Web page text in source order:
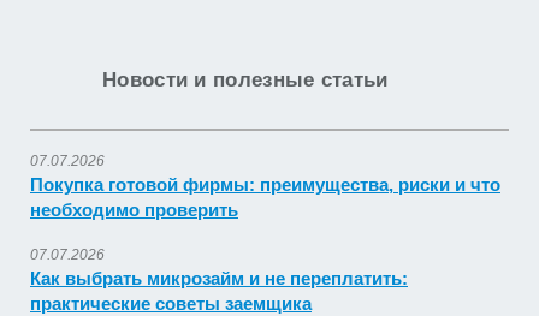
Новости и полезные статьи
07.07.2026
Покупка готовой фирмы: преимущества, риски и что
необходимо проверить
07.07.2026
Как выбрать микрозайм и не переплатить:
практические советы заемщика